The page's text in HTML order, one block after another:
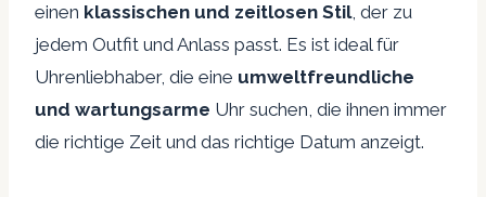
einen klassischen und zeitlosen Stil, der zu
jedem Outfit und Anlass passt. Es ist ideal für
Uhrenliebhaber, die eine umweltfreundliche
und wartungsarme Uhr suchen, die ihnen immer
die richtige Zeit und das richtige Datum anzeigt.